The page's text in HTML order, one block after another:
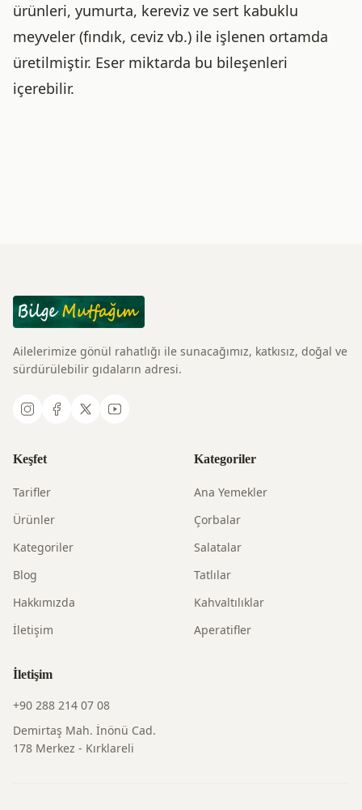
ürünleri, yumurta, kereviz ve sert kabuklu
meyveler (fındık, ceviz vb.) ile işlenen ortamda
üretilmiştir. Eser miktarda bu bileşenleri
içerebilir.
Ailelerimize gönül rahatlığı ile sunacağımız, katkısız, doğal ve
sürdürülebilir gıdaların adresi.
Keşfet
Tarifler
Ürünler
Kategoriler
Blog
Hakkımızda
İletişim
Kategoriler
Ana Yemekler
Çorbalar
Salatalar
Tatlılar
Kahvaltılıklar
Aperatifler
İletişim
+90 288 214 07 08
Demirtaş Mah. İnönü Cad.
178 Merkez - Kırklareli